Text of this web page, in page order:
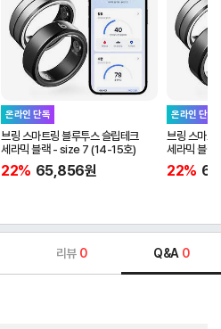
온라인 단독
브링 스마트링 블루투스 슬립테크
세라믹 블랙 - size 7 (14-15호)
22% 65,856원
온라인 단독
브링 스마트
세라믹 블
22%
리뷰 0 Q&A 0